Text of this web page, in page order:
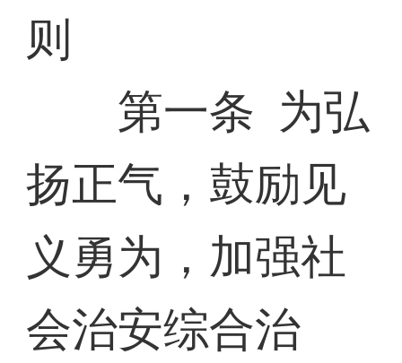
则
第一条 为弘
扬正气，鼓励见
义勇为，加强社
会治安综合治